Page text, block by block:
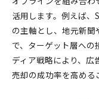
活用します。例えば、
の主軸とし、地元新
で、ターゲット層への
ディア戦略により、
売却の成功率を高める